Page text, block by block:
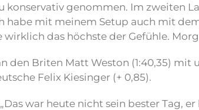
konservativ genommen. Im zweiten
mit meinem Setup auch mit
das höchste der Gefühle.
Briten Matt Weston (1:40,35) mit
Felix Kiesinger (+ 0,85).
war heute nicht sein bester Tag,